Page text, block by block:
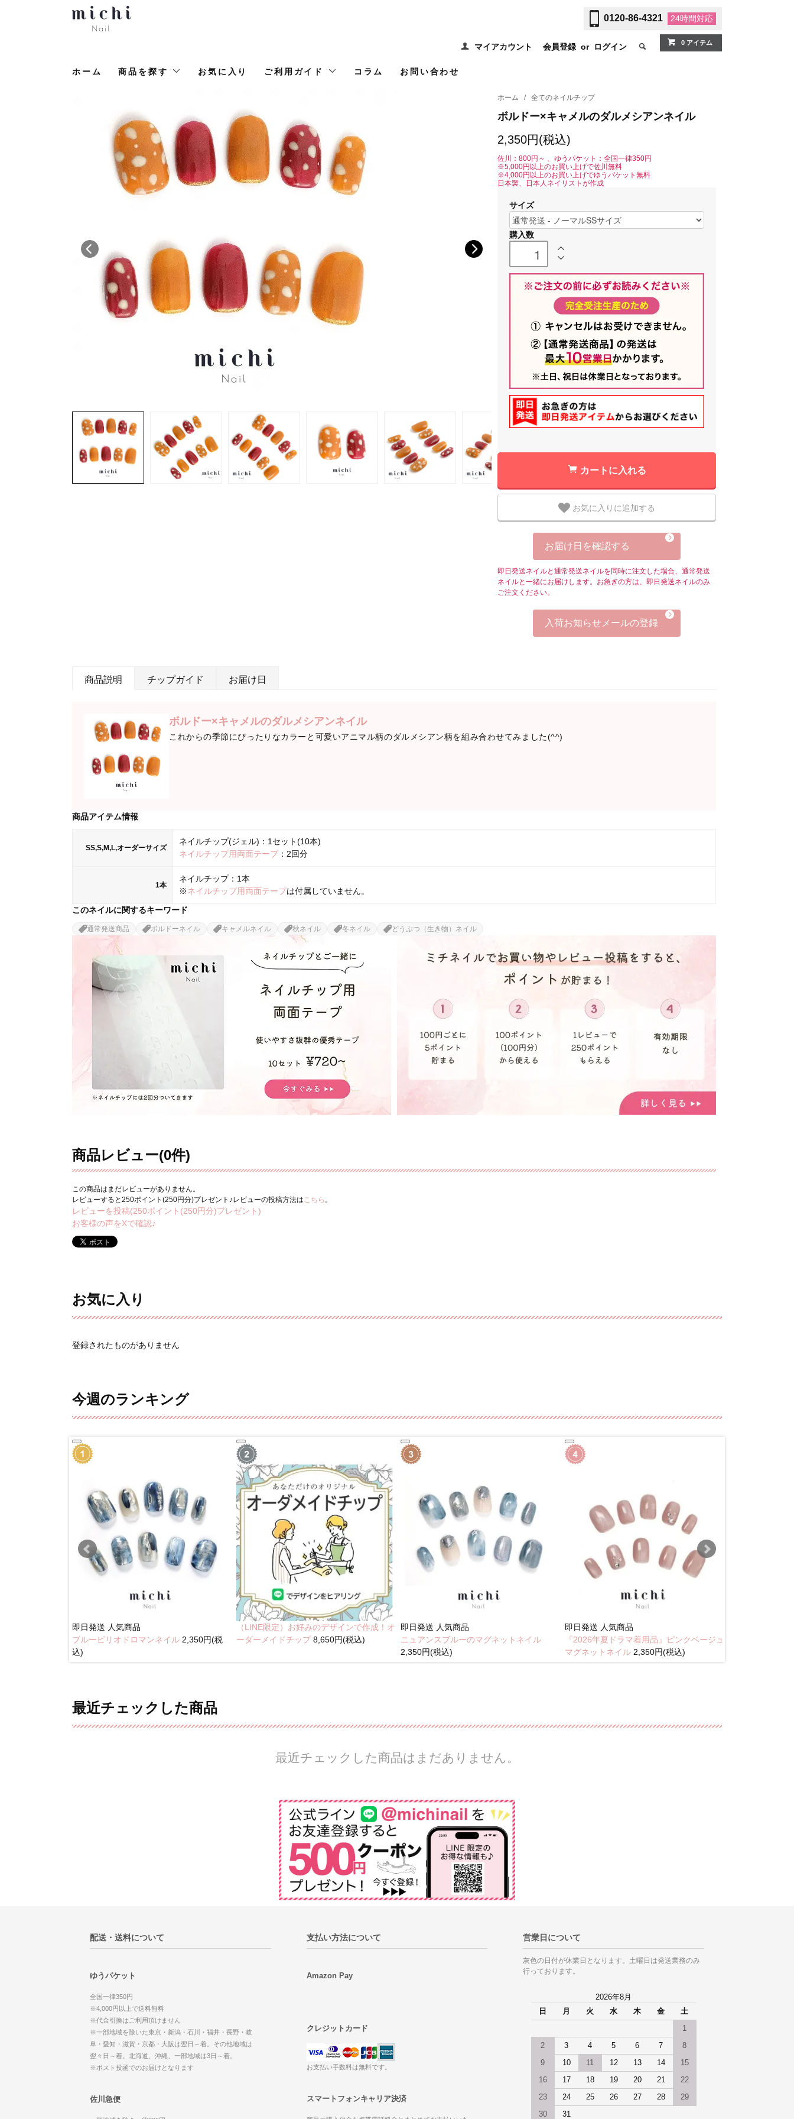
0120-86-4321 24時間対応
マイアカウント 会員登録 or ログイン 0 アイテム
ホーム 商品を探す お気に入り ご利用ガイド コラム お問い合わせ
ホーム / 全てのネイルチップ
ボルドー×キャメルのダルメシアンネイル
2,350円(税込)
佐川：800円～ 、ゆうパケット：全国一律350円
※5,000円以上のお買い上げで佐川無料
※4,000円以上のお買い上げでゆうパケット無料
日本製、日本人ネイリストが作成
サイズ
購入数
カートに入れる
お気に入りに追加する
お届け日を確認する
即日発送ネイルと通常発送ネイルを同時に注文した場合、通常発送
ネイルと一緒にお届けします。お急ぎの方は、即日発送ネイルのみ
ご注文ください。
入荷お知らせメールの登録
商品説明 チップガイド お届け日
ボルドー×キャメルのダルメシアンネイル
これからの季節にぴったりなカラーと可愛いアニマル柄のダルメシアン柄を組み合わせてみました(^^)
商品アイテム情報
SS,S,M,L,オーダーサイズ
ネイルチップ(ジェル)：1セット(10本)
ネイルチップ用両面テープ：2回分
1本
ネイルチップ：1本
※ネイルチップ用両面テープは付属していません。
このネイルに関するキーワード
通常発送商品 ボルドーネイル キャメルネイル 秋ネイル 冬ネイル どうぶつ（生き物）ネイル
商品レビュー(0件)
この商品はまだレビューがありません。
レビューすると250ポイント(250円分)プレゼント♪レビューの投稿方法は こちら 。
レビューを投稿(250ポイント(250円分)プレゼント)
お客様の声をXで確認♪
お気に入り
登録されたものがありません
今週のランキング
即日発送 人気商品
ブルーピリオドロマンネイル 2,350円(税
込)
（LINE限定）お好みのデザインで作成！オ
ーダーメイドチップ8,650円(税込)
即日発送 人気商品
ニュアンスブルーのマグネットネイル
2,350円(税込)
即日発送 人気商品
『2026年夏ドラマ着用品』ピンクベージュ
マグネットネイル2,350円(税込)
最近チェックした商品
最近チェックした商品はまだありません。
配送・送料について
ゆうパケット
全国一律350円
※4,000円以上で送料無料
※代金引換はご利用頂けません
※一部地域を除いた東京・新潟・石川・福井・長野・岐
阜・愛知・滋賀・京都・大阪は翌日～着。その他地域は
翌々日～着。北海道、沖縄、一部地域は3日～着。
※ポスト投函でのお届けとなります
佐川急便
支払い方法について
Amazon Pay
クレジットカード
お支払い手数料は無料です。
スマートフォンキャリア決済
営業日について
灰色の日付が休業日となります。土曜日は発送業務のみ
行っております。
2026年8月
日
月 火 水 木 金 土
1
2 3 4 5 6 7 8
9 10 11 12 13 14 15
16 17 18 19 20 21 22
23 24 25 26 27 28 29
30 31